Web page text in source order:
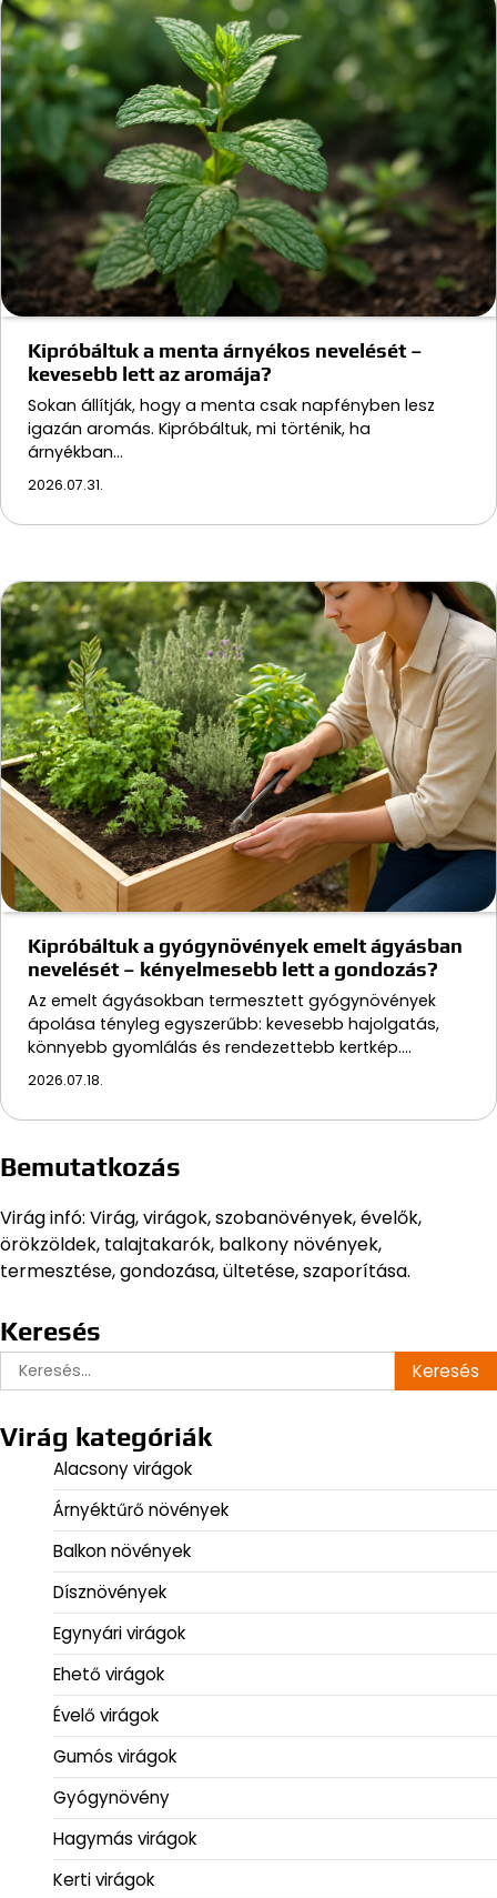
Kipróbáltuk a menta árnyékos nevelését –
kevesebb lett az aromája?
Sokan állítják, hogy a menta csak napfényben lesz
igazán aromás. Kipróbáltuk, mi történik, ha
árnyékban…
2026.07.31.
Kipróbáltuk a gyógynövények emelt ágyásban
nevelését – kényelmesebb lett a gondozás?
Az emelt ágyásokban termesztett gyógynövények
ápolása tényleg egyszerűbb: kevesebb hajolgatás,
könnyebb gyomlálás és rendezettebb kertkép.…
2026.07.18.
Bemutatkozás
Virág infó: Virág, virágok, szobanövények, évelők,
örökzöldek, talajtakarók, balkony növények,
termesztése, gondozása, ültetése, szaporítása.
Keresés
Keresés:
Virág kategóriák
Alacsony virágok
Árnyéktűrő növények
Balkon növények
Dísznövények
Egynyári virágok
Ehető virágok
Évelő virágok
Gumós virágok
Gyógynövény
Hagymás virágok
Kerti virágok